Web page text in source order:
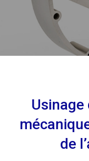
de